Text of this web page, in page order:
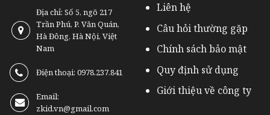
Địa chỉ: Số 5, ngõ 217
Trần Phú, P. Văn Quán,
Hà Đông, Hà Nội, Việt
Nam
Điện thoại: 0978.237.841
Email:
zkid.vn@gmail.com
Liên hệ
Câu hỏi thường gặp
Chính sách bảo mật
Quy định sử dụng
Giới thiệu về công ty